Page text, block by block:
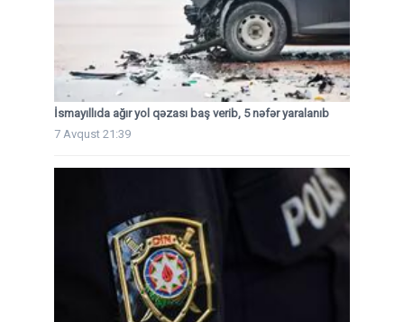
İsmayıllıda ağır yol qəzası baş verib, 5 nəfər yaralanıb
7 Avqust 21:39